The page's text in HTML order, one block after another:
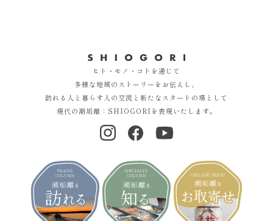
ヒト・モノ・コトを通じて
多様な地域のストーリーをお伝えし、
訪れる人と暮らす人の交流と新たなスタートの場として
現代の潮垢離：SHIOGORIを表現いたします。